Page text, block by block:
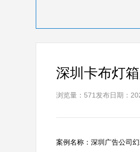
深圳卡布灯
浏览量：571 发布日期：
案例名称：深圳广告公司